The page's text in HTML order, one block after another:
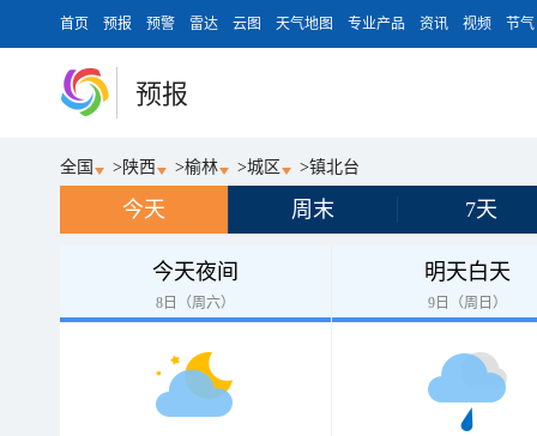
首页 预报 预警 雷达 云图 天气地图 专业产品 资讯 视频 节气
预报
全国 > 陕西 >榆林 >城区 >镇北台
今天 周末 7天
今天夜间
8日（周六）
明天白天
9日（周日）